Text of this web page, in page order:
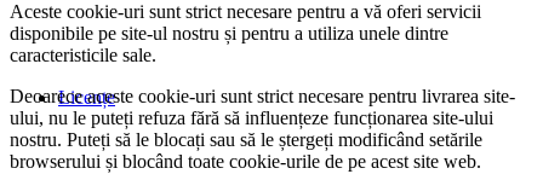
Licențe
Aceste cookie-uri sunt strict necesare pentru a vă oferi servicii
disponibile pe site-ul nostru și pentru a utiliza unele dintre
caracteristicile sale.
Deoarece aceste cookie-uri sunt strict necesare pentru livrarea site-
ului, nu le puteți refuza fără să influențeze funcționarea site-ului
nostru. Puteți să le blocați sau să le ștergeți modificând setările
browserului și blocând toate cookie-urile de pe acest site web.